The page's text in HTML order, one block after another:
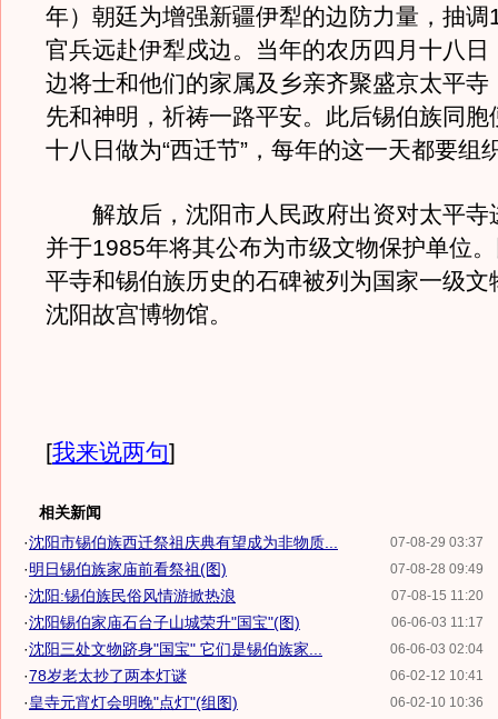
年）朝廷为增强新疆伊犁的边防力量，抽
官兵远赴伊犁戍边。当年的农历四月十八日
边将士和他们的家属及乡亲齐聚盛京太平寺
先和神明，祈祷一路平安。此后锡伯族同胞
十八日做为“西迁节”，每年的这一天都要组
解放后，沈阳市人民政府出资对太平寺
并于1985年将其公布为市级文物保护单位
平寺和锡伯族历史的石碑被列为国家一级文
沈阳故宫博物馆。
[我来说两句]
相关新闻
07-08-29 03:37
·沈阳市锡伯族西迁祭祖庆典有望成为非物质...
07-08-28 09:49
·明日锡伯族家庙前看祭祖(图)
07-08-15 11:20
·沈阳:锡伯族民俗风情游掀热浪
06-06-03 11:17
·沈阳锡伯家庙石台子山城荣升"国宝"(图)
06-06-03 02:04
·沈阳三处文物跻身"国宝" 它们是锡伯族家...
06-02-12 10:41
·78岁老太抄了两本灯谜
06-02-10 10:36
·皇寺元宵灯会明晚"点灯"(组图)